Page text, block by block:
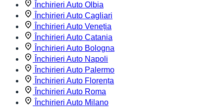
Închirieri Auto Olbia
Închirieri Auto Cagliari
Închirieri Auto Veneția
Închirieri Auto Catania
Închirieri Auto Bologna
Închirieri Auto Napoli
Închirieri Auto Palermo
Închirieri Auto Florența
Închirieri Auto Roma
Închirieri Auto Milano